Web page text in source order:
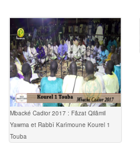
Mbacké Cadior 2017 : Fâzat Qilâmil
Yawma et Rabbî Karîmoune Kourel 1
Touba